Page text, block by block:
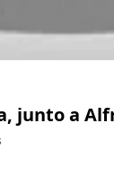
junto a